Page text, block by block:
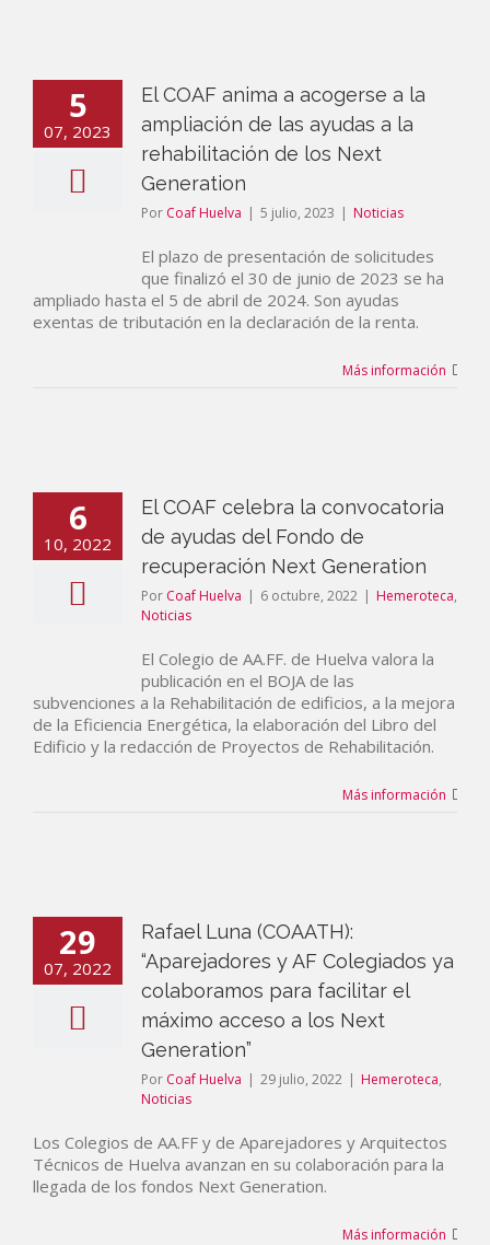
5
07, 2023
El COAF anima a acogerse a la
ampliación de las ayudas a la
rehabilitación de los Next
Generation
Por Coaf Huelva | 5 julio, 2023 | Noticias
El plazo de presentación de solicitudes
que finalizó el 30 de junio de 2023 se ha
ampliado hasta el 5 de abril de 2024. Son ayudas
exentas de tributación en la declaración de la renta.
Más información
6
10, 2022
El COAF celebra la convocatoria
de ayudas del Fondo de
recuperación Next Generation
Por Coaf Huelva | 6 octubre, 2022 | Hemeroteca,
Noticias
El Colegio de AA.FF. de Huelva valora la
publicación en el BOJA de las
subvenciones a la Rehabilitación de edificios, a la mejora
de la Eficiencia Energética, la elaboración del Libro del
Edificio y la redacción de Proyectos de Rehabilitación.
Más información
29
07, 2022
Rafael Luna (COAATH):
“Aparejadores y AF Colegiados ya
colaboramos para facilitar el
máximo acceso a los Next
Generation”
Por Coaf Huelva | 29 julio, 2022 | Hemeroteca,
Noticias
Los Colegios de AA.FF y de Aparejadores y Arquitectos
Técnicos de Huelva avanzan en su colaboración para la
llegada de los fondos Next Generation.
Más información